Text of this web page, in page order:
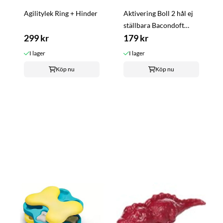
Agilitylek Ring + Hinder
299 kr
I lager
Köp nu
Aktivering Boll 2 hål ej
ställbara Bacondoft
Flyter 8 cm M Starmark
179 kr
I lager
Köp nu